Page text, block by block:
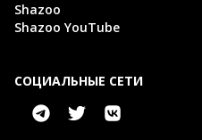
Shazoo
Shazoo YouTube
СОЦИАЛЬНЫЕ СЕТИ